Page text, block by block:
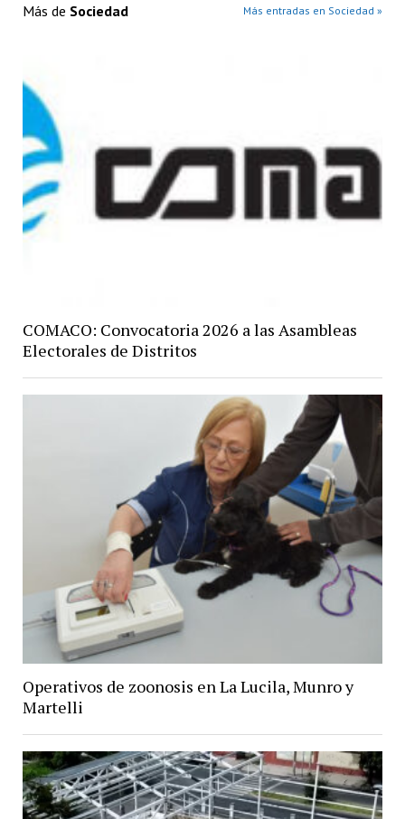
Más de Sociedad Más entradas en Sociedad »
COMACO: Convocatoria 2026 a las Asambleas
Electorales de Distritos
Operativos de zoonosis en La Lucila, Munro y
Martelli